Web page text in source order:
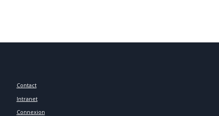
Contact
Intranet
Connexion